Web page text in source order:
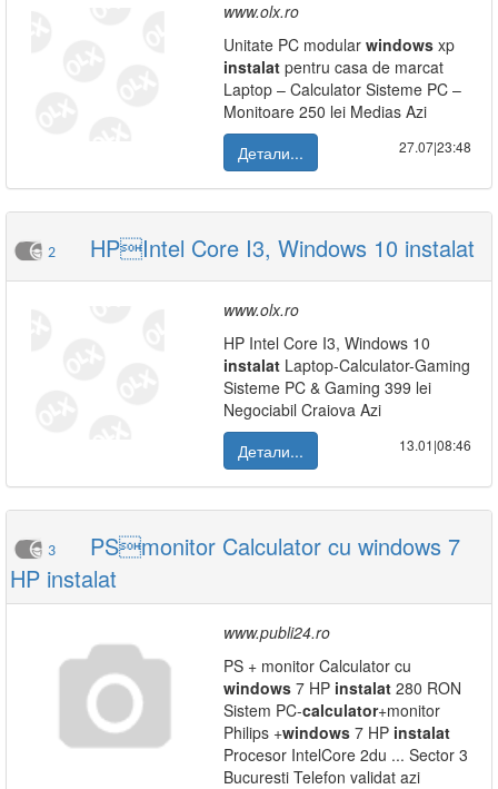
www.olx.ro
Unitate PC modular windows xp
instalat pentru casa de marcat
Laptop – Calculator Sisteme PC –
Monitoare 250 lei Medias Azi
Детали...
27.07|23:48
2 HPIntel Core I3, Windows 10 instalat
www.olx.ro
HP Intel Core I3, Windows 10
instalat Laptop-Calculator-Gaming
Sisteme PC & Gaming 399 lei
Negociabil Craiova Azi
Детали...
13.01|08:46
3
PSmonitor Calculator cu windows 7
HP instalat
www.publi24.ro
PS + monitor Calculator cu
windows 7 HP instalat 280 RON
Sistem PC-calculator+monitor
Philips +windows 7 HP instalat
Procesor IntelCore 2du ... Sector 3
Bucuresti Telefon validat azi